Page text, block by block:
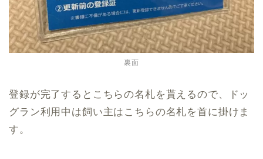
裏面
登録が完了するとこちらの名札を貰えるので、ドッ
グラン利用中は飼い主はこちらの名札を首に掛けま
す。